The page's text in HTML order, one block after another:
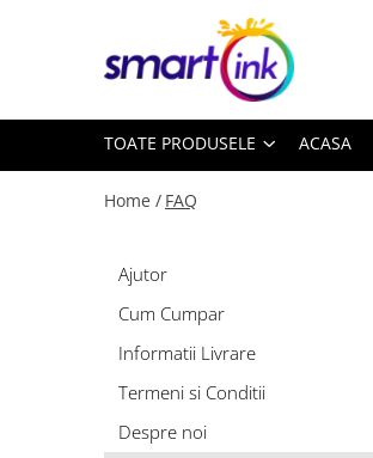
Toate Produsele
Pentru firme
TOATE PRODUSELE ACASA
Home / FAQ
Ajutor
Cum Cumpar
Informatii Livrare
Termeni si Conditii
Despre noi